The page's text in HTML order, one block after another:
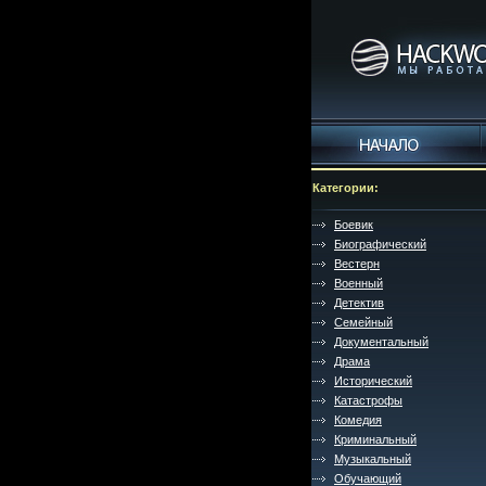
Категории:
Боевик
Биографический
Вестерн
Военный
Детектив
Семейный
Документальный
Драма
Исторический
Катастрофы
Комедия
Криминальный
Музыкальный
Обучающий